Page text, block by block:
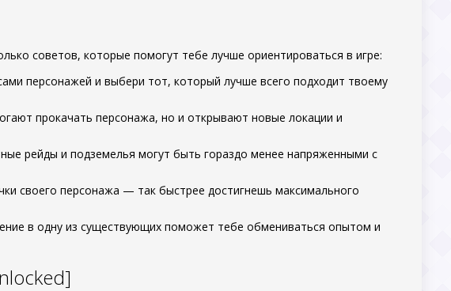
советов, которые помогут тебе лучше ориентироваться в игре:
персонажей и выбери тот, который лучше всего подходит твоему
прокачать персонажа, но и открывают новые локации и
рейды и подземелья могут быть гораздо менее напряженными с
своего персонажа — так быстрее достигнешь максимального
в одну из существующих поможет тебе обмениваться опытом и